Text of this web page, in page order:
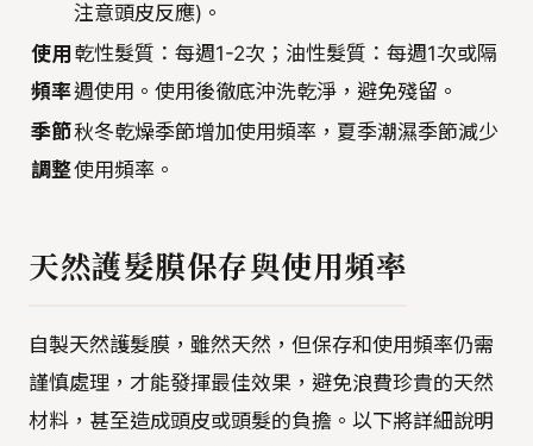
注意頭皮反應)。
使用
頻率
乾性髮質：每週1-2次；油性髮質：每週1次或隔
週使用。使用後徹底沖洗乾淨，避免殘留。
季節
調整
秋冬乾燥季節增加使用頻率，夏季潮濕季節減少
使用頻率。
天然護髮膜保存與使用頻率
自製天然護髮膜，雖然天然，但保存和使用頻率仍需
謹慎處理，才能發揮最佳效果，避免浪費珍貴的天然
材料，甚至造成頭皮或頭髮的負擔。以下將詳細說明